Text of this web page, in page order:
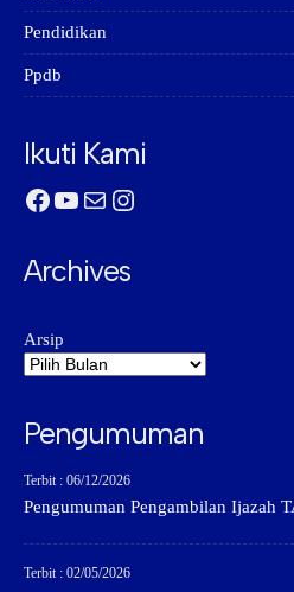
Pendidikan
Ppdb
Ikuti Kami
Facebook
YouTube
MailInstagram
Archives
Arsip
Pengumuman
Terbit : 06/12/2026
Pengumuman Pengambilan Ijazah
Terbit : 02/05/2026